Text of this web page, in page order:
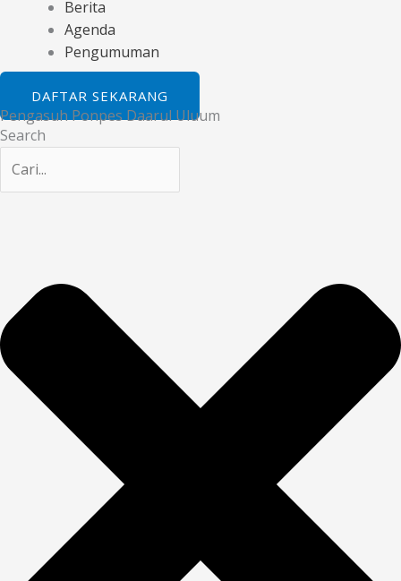
Berita
Agenda
Pengumuman
DAFTAR SEKARANG
Pengasuh Ponpes Daarul Uluum
Search